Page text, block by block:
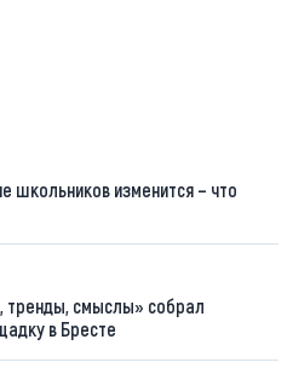
школьников изменится – что
тренды, смыслы» собрал
в Бресте